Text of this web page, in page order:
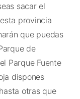
sacar el
provincia
que puedas
de
Parque Fuente
dispones
otras que